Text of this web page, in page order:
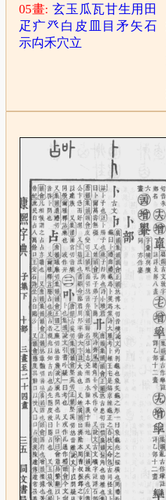
05畫:玄玉 瓜瓦甘生用 田
疋 疒癶 白 皮 目矛 矢石
示禸禾穴立